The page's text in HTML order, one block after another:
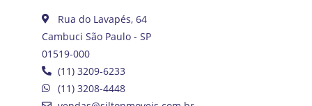
Rua do Lavapés, 64
Cambuci São Paulo - SP
01519-000
(11) 3209-6233
(11) 3208-4448